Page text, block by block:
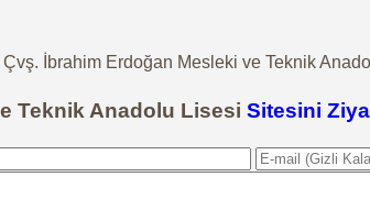
İbrahim Erdoğan Mesleki ve Teknik
Teknik Anadolu Lisesi Sitesini